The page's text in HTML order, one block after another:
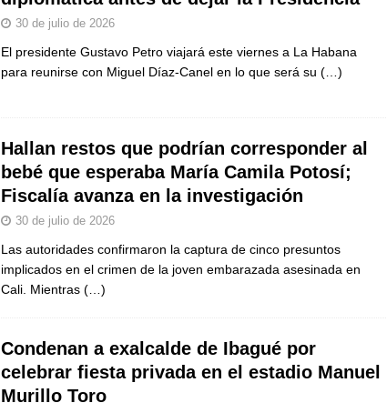
30 de julio de 2026
El presidente Gustavo Petro viajará este viernes a La Habana
para reunirse con Miguel Díaz-Canel en lo que será su (…)
Hallan restos que podrían corresponder al
bebé que esperaba María Camila Potosí;
Fiscalía avanza en la investigación
30 de julio de 2026
Las autoridades confirmaron la captura de cinco presuntos
implicados en el crimen de la joven embarazada asesinada en
Cali. Mientras (…)
Condenan a exalcalde de Ibagué por
celebrar fiesta privada en el estadio Manuel
Murillo Toro